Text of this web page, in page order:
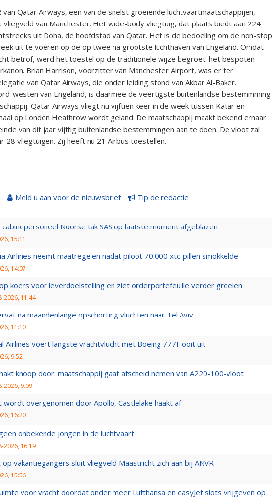
van Qatar Airways, een van de snelst groeiende luchtvaartmaatschappijen,
vliegveld van Manchester. Het wide-body vliegtuig, dat plaats biedt aan 224
uit Doha, de hoofdstad van Qatar. Het is de bedoeling om de non-stop
uit te voeren op de op twee na grootste luchthaven van Engeland. Omdat
betrof, werd het toestel op de traditionele wijze begroet: het bespoten
Brian Harrison, voorzitter van Manchester Airport, was er ter
van Qatar Airways, die onder leiding stond van Akbar Al-Baker.
westen van Engeland, is daarmee de veertigste buitenlandse bestemmming
Qatar Airways vliegt nu vijftien keer in de week tussen Katar en
op Londen Heathrow wordt geland. De maatschappij maakt bekend ernaar
van dit jaar vijftig buitenlandse bestemmingen aan te doen. De vloot zal
28 vliegtuigen. Zij heeft nu 21 Airbus toestellen.
Meld u aan voor de nieuwsbrief Tip de redactie
cabinepersoneel Noorse tak SAS op laatste moment afgeblazen
15:11
Airlines neemt maatregelen nadat piloot 70.000 xtc-pillen smokkelde
14:07
koers voor leverdoelstelling en ziet orderportefeuille verder groeien
2026, 11:44
na maandenlange opschorting vluchten naar Tel Aviv
11:10
Airlines voert langste vrachtvlucht met Boeing 777F ooit uit
9:52
hakt knoop door: maatschappij gaat afscheid nemen van A220-100-vloot
2026, 9:09
wordt overgenomen door Apollo, Castlelake haakt af
16:20
onbekende jongen in de luchtvaart
2026, 16:19
op vakantiegangers sluit vliegveld Maastricht zich aan bij ANVR
15:56
voor vracht doordat onder meer Lufthansa en easyJet slots vrijgeven op